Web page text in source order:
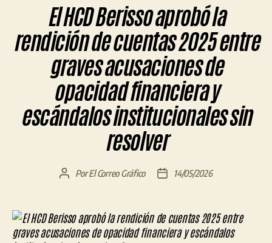
El HCD Berisso aprobó la
rendición de cuentas 2025 entre
graves acusaciones de
opacidad financiera y
escándalos institucionales sin
resolver
Autor
entrada
PorEl Correo Gráfico
Fecha
entrada
14/05/2026